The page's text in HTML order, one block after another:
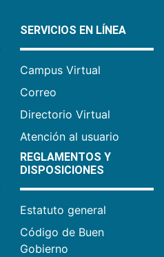
SERVICIOS EN LÍNEA
Campus Virtual
Correo
Directorio Virtual
Atención al usuario
REGLAMENTOS Y
DISPOSICIONES
Estatuto general
Código de Buen
Gobierno